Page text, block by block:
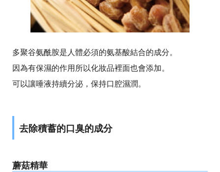
多聚谷氨酰胺是人體必須的氨基酸結合的成分。
因為有保濕的作用所以化妝品裡面也會添加。
可以讓唾液持續分泌，保持口腔濕潤。
去除積蓄的口臭的成分
蘑菇精華